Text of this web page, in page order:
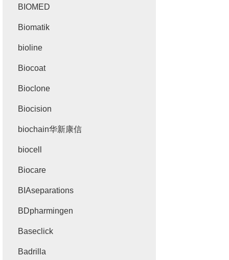
BIOMED
Biomatik
bioline
Biocoat
Bioclone
Biocision
biochain华新康信
biocell
Biocare
BIAseparations
BDpharmingen
Baseclick
Badrilla